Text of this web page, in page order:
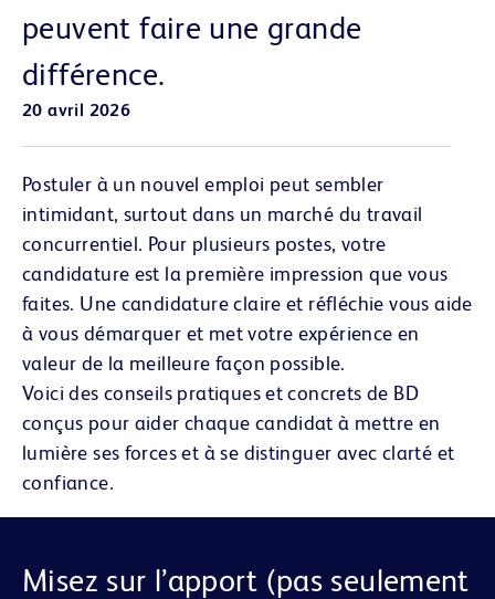
peuvent faire une grande
différence.
20 avril 2026
Postuler à un nouvel emploi peut sembler
intimidant, surtout dans un marché du travail
concurrentiel. Pour plusieurs postes, votre
candidature est la première impression que vous
faites. Une candidature claire et réfléchie vous aide
à vous démarquer et met votre expérience en
valeur de la meilleure façon possible.
Voici des conseils pratiques et concrets de BD
conçus pour aider chaque candidat à mettre en
lumière ses forces et à se distinguer avec clarté et
confiance.
Misez sur l’apport (pas seulement